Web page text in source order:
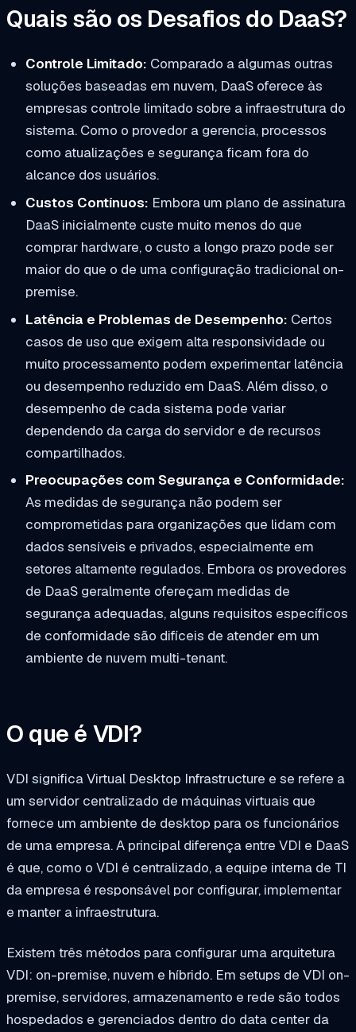
Quais são os Desafios do DaaS?
Controle Limitado: Comparado a algumas outras
soluções baseadas em nuvem, DaaS oferece às
empresas controle limitado sobre a infraestrutura do
sistema. Como o provedor a gerencia, processos
como atualizações e segurança ficam fora do
alcance dos usuários.
Custos Contínuos: Embora um plano de assinatura
DaaS inicialmente custe muito menos do que
comprar hardware, o custo a longo prazo pode ser
maior do que o de uma configuração tradicional on-
premise.
Latência e Problemas de Desempenho: Certos
casos de uso que exigem alta responsividade ou
muito processamento podem experimentar latência
ou desempenho reduzido em DaaS. Além disso, o
desempenho de cada sistema pode variar
dependendo da carga do servidor e de recursos
compartilhados.
Preocupações com Segurança e Conformidade:
As medidas de segurança não podem ser
comprometidas para organizações que lidam com
dados sensíveis e privados, especialmente em
setores altamente regulados. Embora os provedores
de DaaS geralmente ofereçam medidas de
segurança adequadas, alguns requisitos específicos
de conformidade são difíceis de atender em um
ambiente de nuvem multi-tenant.
O que é VDI?
VDI significa Virtual Desktop Infrastructure e se refere a
um servidor centralizado de máquinas virtuais que
fornece um ambiente de desktop para os funcionários
de uma empresa. A principal diferença entre VDI e DaaS
é que, como o VDI é centralizado, a equipe interna de TI
da empresa é responsável por configurar, implementar
e manter a infraestrutura.
Existem três métodos para configurar uma arquitetura
VDI: on-premise, nuvem e híbrido. Em setups de VDI on-
premise, servidores, armazenamento e rede são todos
hospedados e gerenciados dentro do data center da